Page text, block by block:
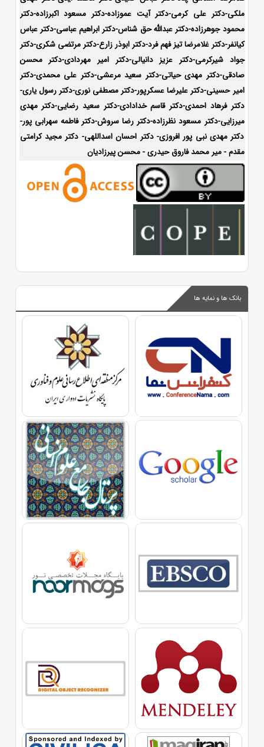
ملکی-دکتر علی کرمی-دکتر آیت عموزاده-دکتر مسعود اکبرزاده-دکتر
محمود جوهرزاده-دکتر عبدالله حق شناس-دکتر ابراهیم عباسی-دکتر عباس
کیانفر-دکتر غلامرضا تیز فهم فرد-دکتر ابوذر زارع-دکتر مرتضی شکری-دکتر
جواد شیرکرمی-دکتر عزیز دانیالی-دکتر امیر مهردادی-دکتر محسن
صادقی-دکتر مهدی حیاتی-دکتر سعید مرعشی-دکتر علی محمدی-دکتر
امیر حسینی-دکتر علیرضا عسکرپور-دکتر مصطفی نوری-دکتر رسول یاری-
دکتر فرهاد احمدی-دکتر قاسم خدادادی-دکتر سعید رضایی-دکتر مهدی
میرزایی-دکتر مسعود نظرزاده-دکتر رضا سروش-دکتر فاطمه سهرابی پور-
دکتر مهدی نبی پور افروزی- دکتر احسان اسداللهی- دکتر مجید کرامتی
مقدم - میر محمد فاروق حیدری - محسن پیرزادیان
بانک ها و نمایه ها